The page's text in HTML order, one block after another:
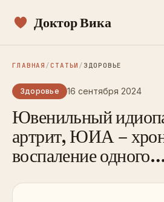
Доктор Вика
ГЛАВНАЯ /СТАТЬИ / ЗДОРОВЬЕ
Здоровье 16 сентября 2024
Ювенильный
артрит, ЮИА –
воспаление одного…